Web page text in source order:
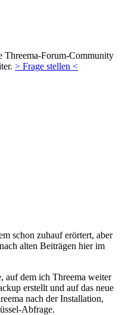
Threema-Forum-Community
> Frage stellen <
schon zuhauf erörtert, aber
alten Beiträgen hier im
auf dem ich Threema weiter
erstellt und auf das neue
nach der Installation,
Abfrage.